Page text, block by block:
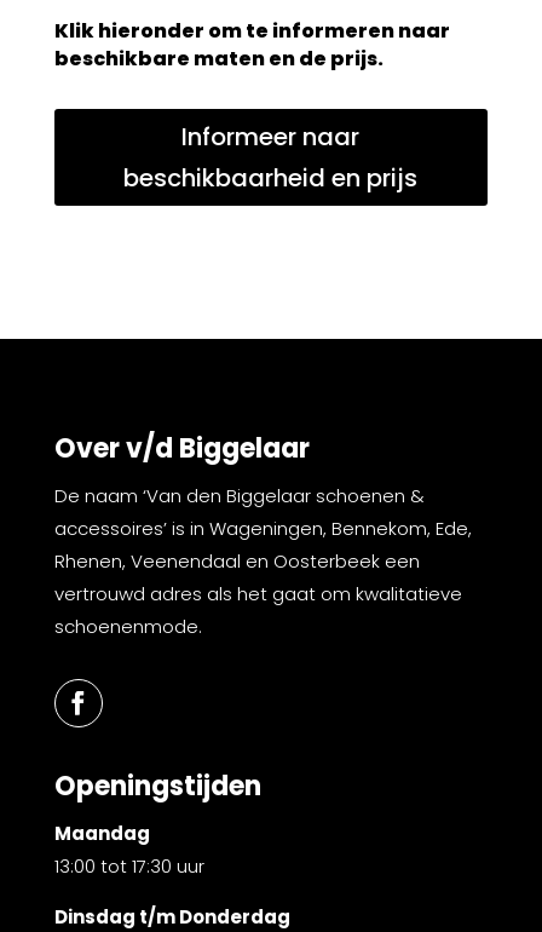
Klik hieronder om te informeren naar
beschikbare maten en de prijs.
Informeer naar
beschikbaarheid en prijs
Over v/d Biggelaar
De naam ‘Van den Biggelaar schoenen &
accessoires’ is in Wageningen, Bennekom, Ede,
Rhenen, Veenendaal en Oosterbeek een
vertrouwd adres als het gaat om kwalitatieve
schoenenmode.
Openingstijden
Maandag
13:00 tot 17:30 uur
Dinsdag t/m Donderdag